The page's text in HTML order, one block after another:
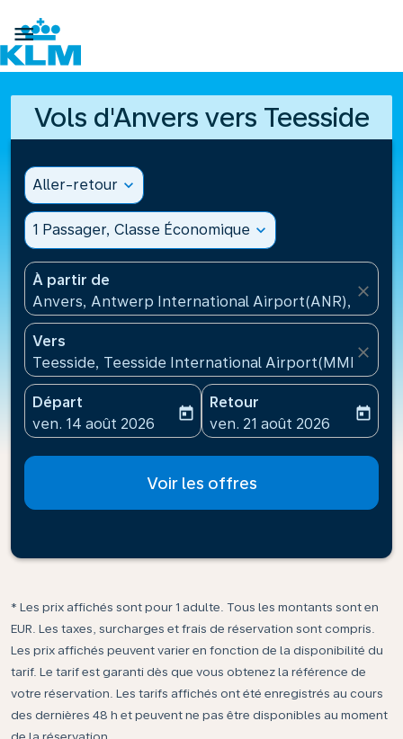

Vols d'Anvers vers Teesside
Aller-retour expand_more
1 Passager, Classe Économique expand_more
À partir de
Anvers, Antwerp International Airport(ANR),
close
Vers
Teesside, Teesside International Airport(MME),
close
Départ
fc-booking-departure-date-aria-label
ven. 14 août 2026
today
Retour
fc-booking-return-date-
ven. 21 août 2026
today
Voir les offres
* Les prix affichés sont pour 1 adulte. Tous les montants sont en
EUR. Les taxes, surcharges et frais de réservation sont compris.
Les prix affichés peuvent varier en fonction de la disponibilité du
tarif. Le tarif est garanti dès que vous obtenez la référence de
votre réservation. Les tarifs affichés ont été enregistrés au cours
des dernières 48 h et peuvent ne pas être disponibles au moment